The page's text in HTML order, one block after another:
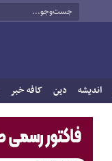
اندیشه دین کافه خبر